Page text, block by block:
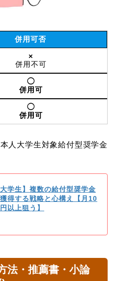
併用可否
×
併用不可
◯
併用可
◯
併用可
人大学生対象給付型奨学金
大学生】複数の給付型奨学金
得する戦略と心構え【月10
以上狙う】
法・推薦書・小論